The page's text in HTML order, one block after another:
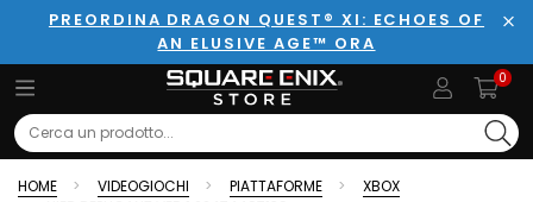
PREORDINA DRAGON QUEST® XI: ECHOES OF
AN ELUSIVE AGE™ ORA
0
Search
HOME VIDEOGIOCHI PIATTAFORME
XBOX